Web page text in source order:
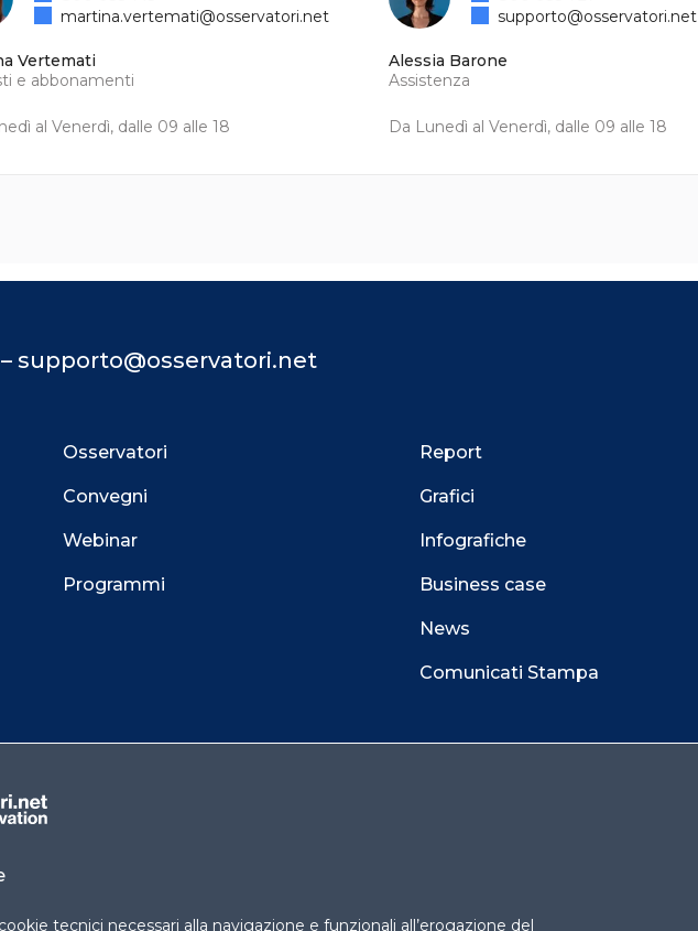
Vertemati
e abbonamenti
al Venerdì, dalle 09 alle 18
martina.vertemati@osservatori.net
Alessia Barone
Assistenza
Da Lunedì al Venerdì, dalle 09 alle 18
supporto@osservatori.net
supporto@osservatori.net
Osservatori
Convegni
Webinar
Programmi
Report
Grafici
Infografiche
Business case
News
Comunicati Stampa
tecnici necessari alla navigazione e funzionali all’erogazione del